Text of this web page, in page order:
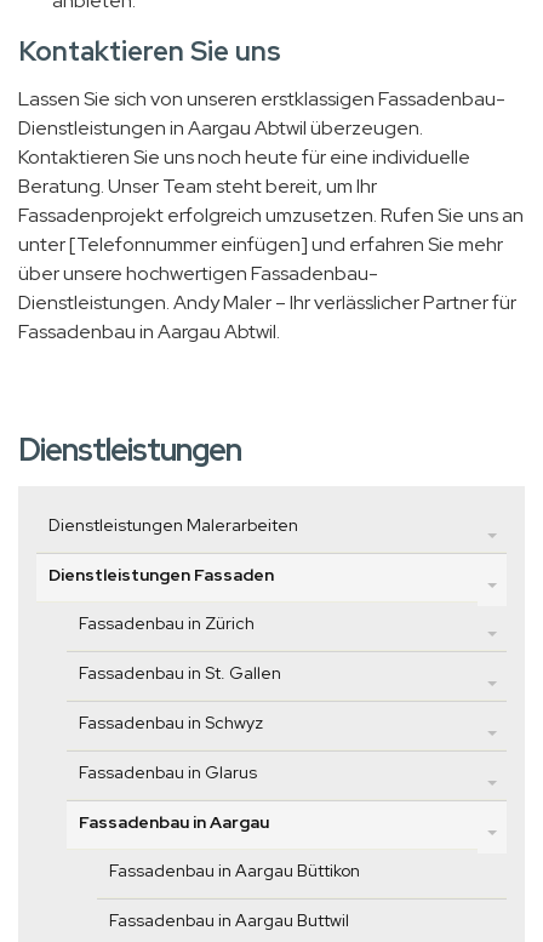
Kontaktieren Sie uns
Lassen Sie sich von unseren erstklassigen Fassadenbau-
Dienstleistungen in Aargau Abtwil überzeugen.
Kontaktieren Sie uns noch heute für eine individuelle
Beratung. Unser Team steht bereit, um Ihr
Fassadenprojekt erfolgreich umzusetzen. Rufen Sie uns an
unter [Telefonnummer einfügen] und erfahren Sie mehr
über unsere hochwertigen Fassadenbau-
Dienstleistungen. Andy Maler – Ihr verlässlicher Partner für
Fassadenbau in Aargau Abtwil.
Dienstleistungen
Dienstleistungen Malerarbeiten
Dienstleistungen Fassaden
Fassadenbau in Zürich
Fassadenbau in St. Gallen
Fassadenbau in Schwyz
Fassadenbau in Glarus
Fassadenbau in Aargau
Fassadenbau in Aargau Büttikon
Fassadenbau in Aargau Buttwil